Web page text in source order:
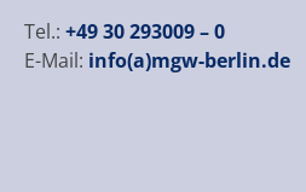
Tel.: +49 30 293009 – 0
E-Mail: info(a)mgw-berlin.de